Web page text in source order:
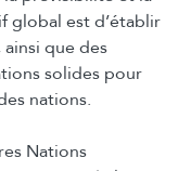
global est d’établir
que des
solides pour
nations.
Nations